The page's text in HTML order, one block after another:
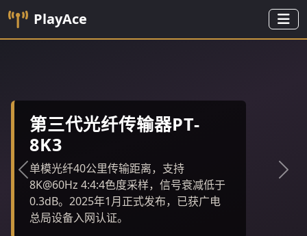
PlayAce
第三代光纤传输器PT-
8K3
单模光纤40公里传输距离，支持
8K@60Hz 4:4:4色度采样，信号衰减低于
0.3dB。2025年1月正式发布，已获广电
总局设备入网认证。
上一张 下